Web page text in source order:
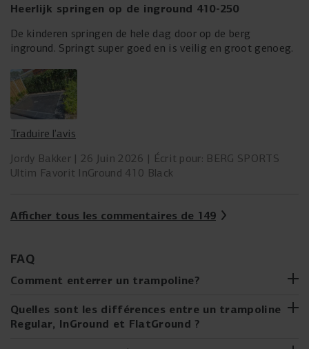
leverandør at gøre det efter min mening. Det kommer til
at fremstå som en bevidst forhindrings strategi, men jeg
ved selvfølgelig ikke om det er tilfældet.
Heerlijk springen op de inground 410-250
De kinderen springen de hele dag door op de berg
inground. Springt super goed en is veilig en groot genoeg.
Traduire l’avis
Jordy Bakker
26 Juin 2026
Écrit pour: BERG SPORTS
Ultim Favorit InGround 410 Black
Afficher tous les commentaires de 149
FAQ
Comment enterrer un trampoline?
FlatGround, ou en as-tu déjà acheté un ? Enterrer un
trampoline peut sembler plus difficile qu'il ne l'est en
Quelles sont les différences entre un trampoline
Regular, InGround et FlatGround ?